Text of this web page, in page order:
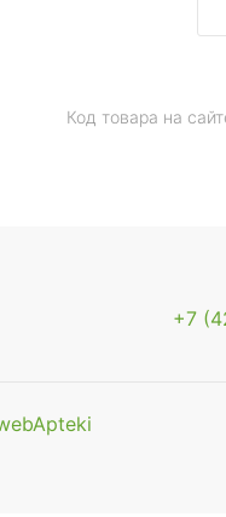
Код товара на
+7